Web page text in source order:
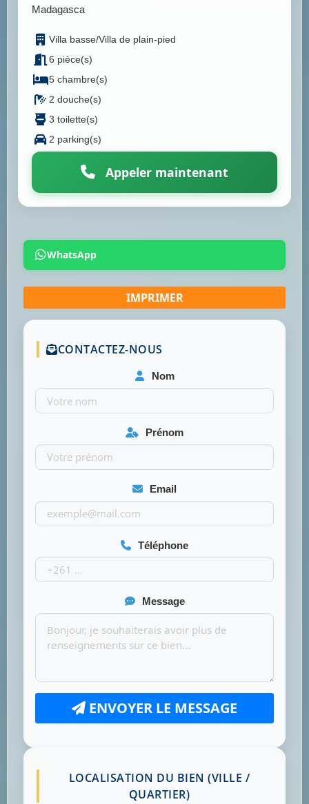
Madagasca
Villa basse/Villa de plain-pied
6 pièce(s)
5 chambre(s)
2 douche(s)
3 toilette(s)
2 parking(s)
Appeler maintenant
WhatsApp
CONTACTEZ-NOUS
Nom
Prénom
Email
Téléphone
Message
ENVOYER LE MESSAGE
LOCALISATION DU BIEN (VILLE /
QUARTIER)